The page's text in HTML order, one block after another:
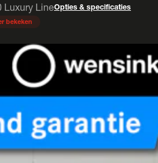
Luxury LineOpties & specificaties
bekeken